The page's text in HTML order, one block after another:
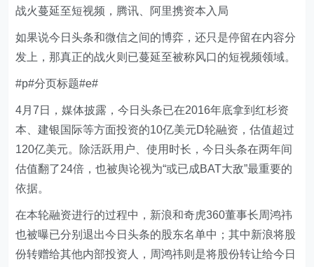
战火蔓延至短视频，腾讯、阿里携资本入局
如果说今日头条和微信之间的博弈，还只是停留在内容分
发上，那真正的战火则已蔓延至被称风口的短视频领域。
#p#分页标题#e#
4月7日，媒体披露，今日头条已在2016年底拿到红杉资
本、建银国际等方面投资的10亿美元D轮融资，估值超过
120亿美元。除活跃用户、使用时长，今日头条在两年间
估值翻了24倍，也被舆论视为“或已成BAT大敌”最重要的
依据。
在本轮融资进行的过程中，新浪和奇虎360董事长周鸿祎
也被曝已分别退出今日头条的股东名单中；其中新浪将股
份转赠给其他内部投资人，周鸿祎则是将股份转让给今日